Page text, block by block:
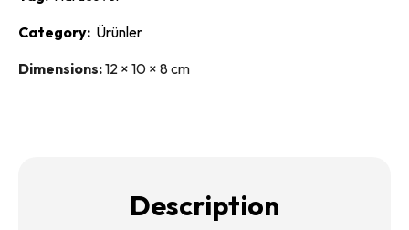
Category: Ürünler
Dimensions:12 × 10 × 8 cm
Description